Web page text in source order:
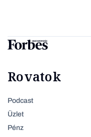
Rovatok
Podcast
Üzlet
Pénz